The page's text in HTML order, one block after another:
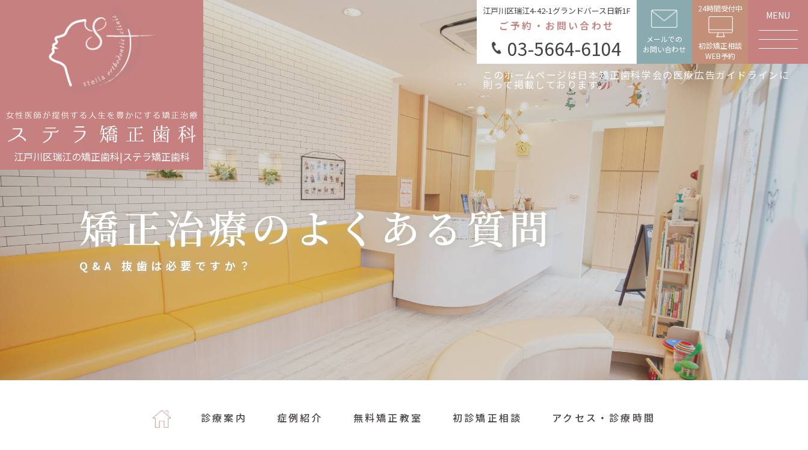
江戸川区瑞江の矯正歯科|ステラ矯正歯科
江戸川区瑞江4-42-1グランドバース日新1F
ご予約・お問い合わせ
03-5664-6104
メールでの
お問い合わせ
24時間受付中
初診矯正相談
WEB予約
このホームページは日本矯正歯科学会の医療広告ガイドラインに
則って掲載しております。
MENU
矯正治療のよくある質問
診療案内 症例紹介 無料矯正教室 初診矯正相談 アクセス・診療時間